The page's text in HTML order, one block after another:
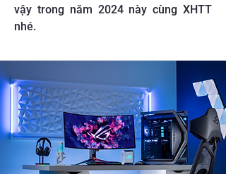
vậy trong năm 2024 này cùng XHTT
nhé.